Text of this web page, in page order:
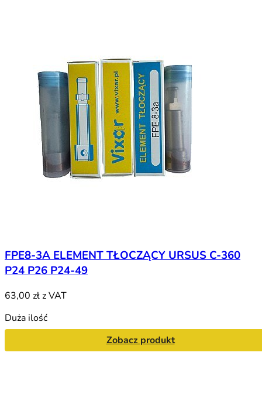
FPE8-3A ELEMENT TŁOCZĄCY URSUS C-360
P24 P26 P24-49
63,00 złz VAT
Duża ilość
Zobacz produkt